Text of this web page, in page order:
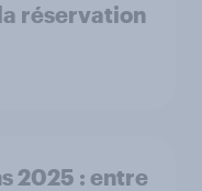
réservation
2025 : entre